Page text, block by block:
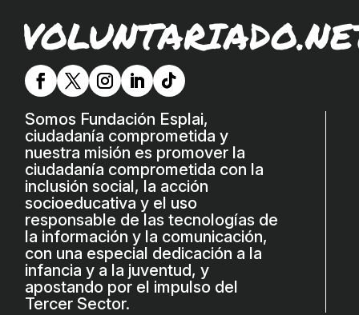
Somos Fundación Esplai,
ciudadanía comprometida y
nuestra misión es promover la
ciudadanía comprometida con la
inclusión social, la acción
socioeducativa y el uso
responsable de las tecnologías de
la información y la comunicación,
con una especial dedicación a la
infancia y a la juventud, y
apostando por el impulso del
Tercer Sector.
Fundesplai als mitjans
COL·LABORA
Fes voluntariat
Fes un donatiu
Treballa amb nosaltres